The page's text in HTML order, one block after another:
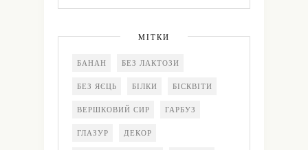
МІТКИ
БАНАН БЕЗ ЛАКТОЗИ
БЕЗ ЯЄЦЬ БІЛКИ БІСКВІТИ
ВЕРШКОВИЙ СИР ГАРБУЗ
ГЛАЗУР ДЕКОР